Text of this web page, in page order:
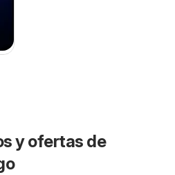
y ofertas de